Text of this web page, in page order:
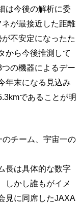
は今後の解析に委
が最接近した距離
不安定になったた
から今後推測して
の機器によるデー
年末になる見込み
であることが明
のチーム、宇宙一の
長は具体的な数字
しかし誰もがイメ
見に同席したJAXA